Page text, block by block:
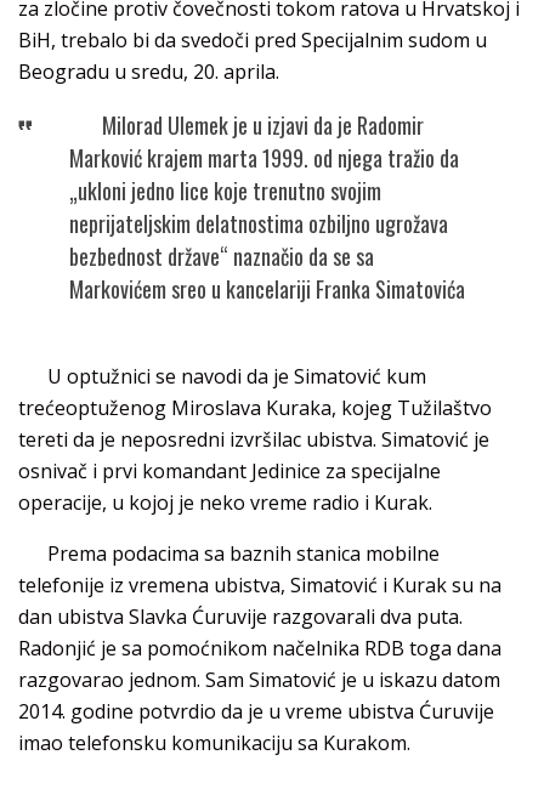
za zločine protiv čovečnosti tokom ratova u Hrvatskoj i
BiH, trebalo bi da svedoči pred Specijalnim sudom u
Beogradu u sredu, 20. aprila.
Milorad Ulemek je u izjavi da je Radomir
Marković krajem marta 1999. od njega tražio da
„ukloni jedno lice koje trenutno svojim
neprijateljskim delatnostima ozbiljno ugrožava
bezbednost države“ naznačio da se sa
Markovićem sreo u kancelariji Franka Simatovića
U optužnici se navodi da je Simatović kum
trećeoptuženog Miroslava Kuraka, kojeg Tužilaštvo
tereti da je neposredni izvršilac ubistva. Simatović je
osnivač i prvi komandant Jedinice za specijalne
operacije, u kojoj je neko vreme radio i Kurak.
Prema podacima sa baznih stanica mobilne
telefonije iz vremena ubistva, Simatović i Kurak su na
dan ubistva Slavka Ćuruvije razgovarali dva puta.
Radonjić je sa pomoćnikom načelnika RDB toga dana
razgovarao jednom. Sam Simatović je u iskazu datom
2014. godine potvrdio da je u vreme ubistva Ćuruvije
imao telefonsku komunikaciju sa Kurakom.